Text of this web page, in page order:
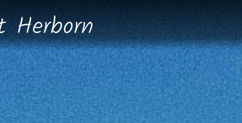
Herborn